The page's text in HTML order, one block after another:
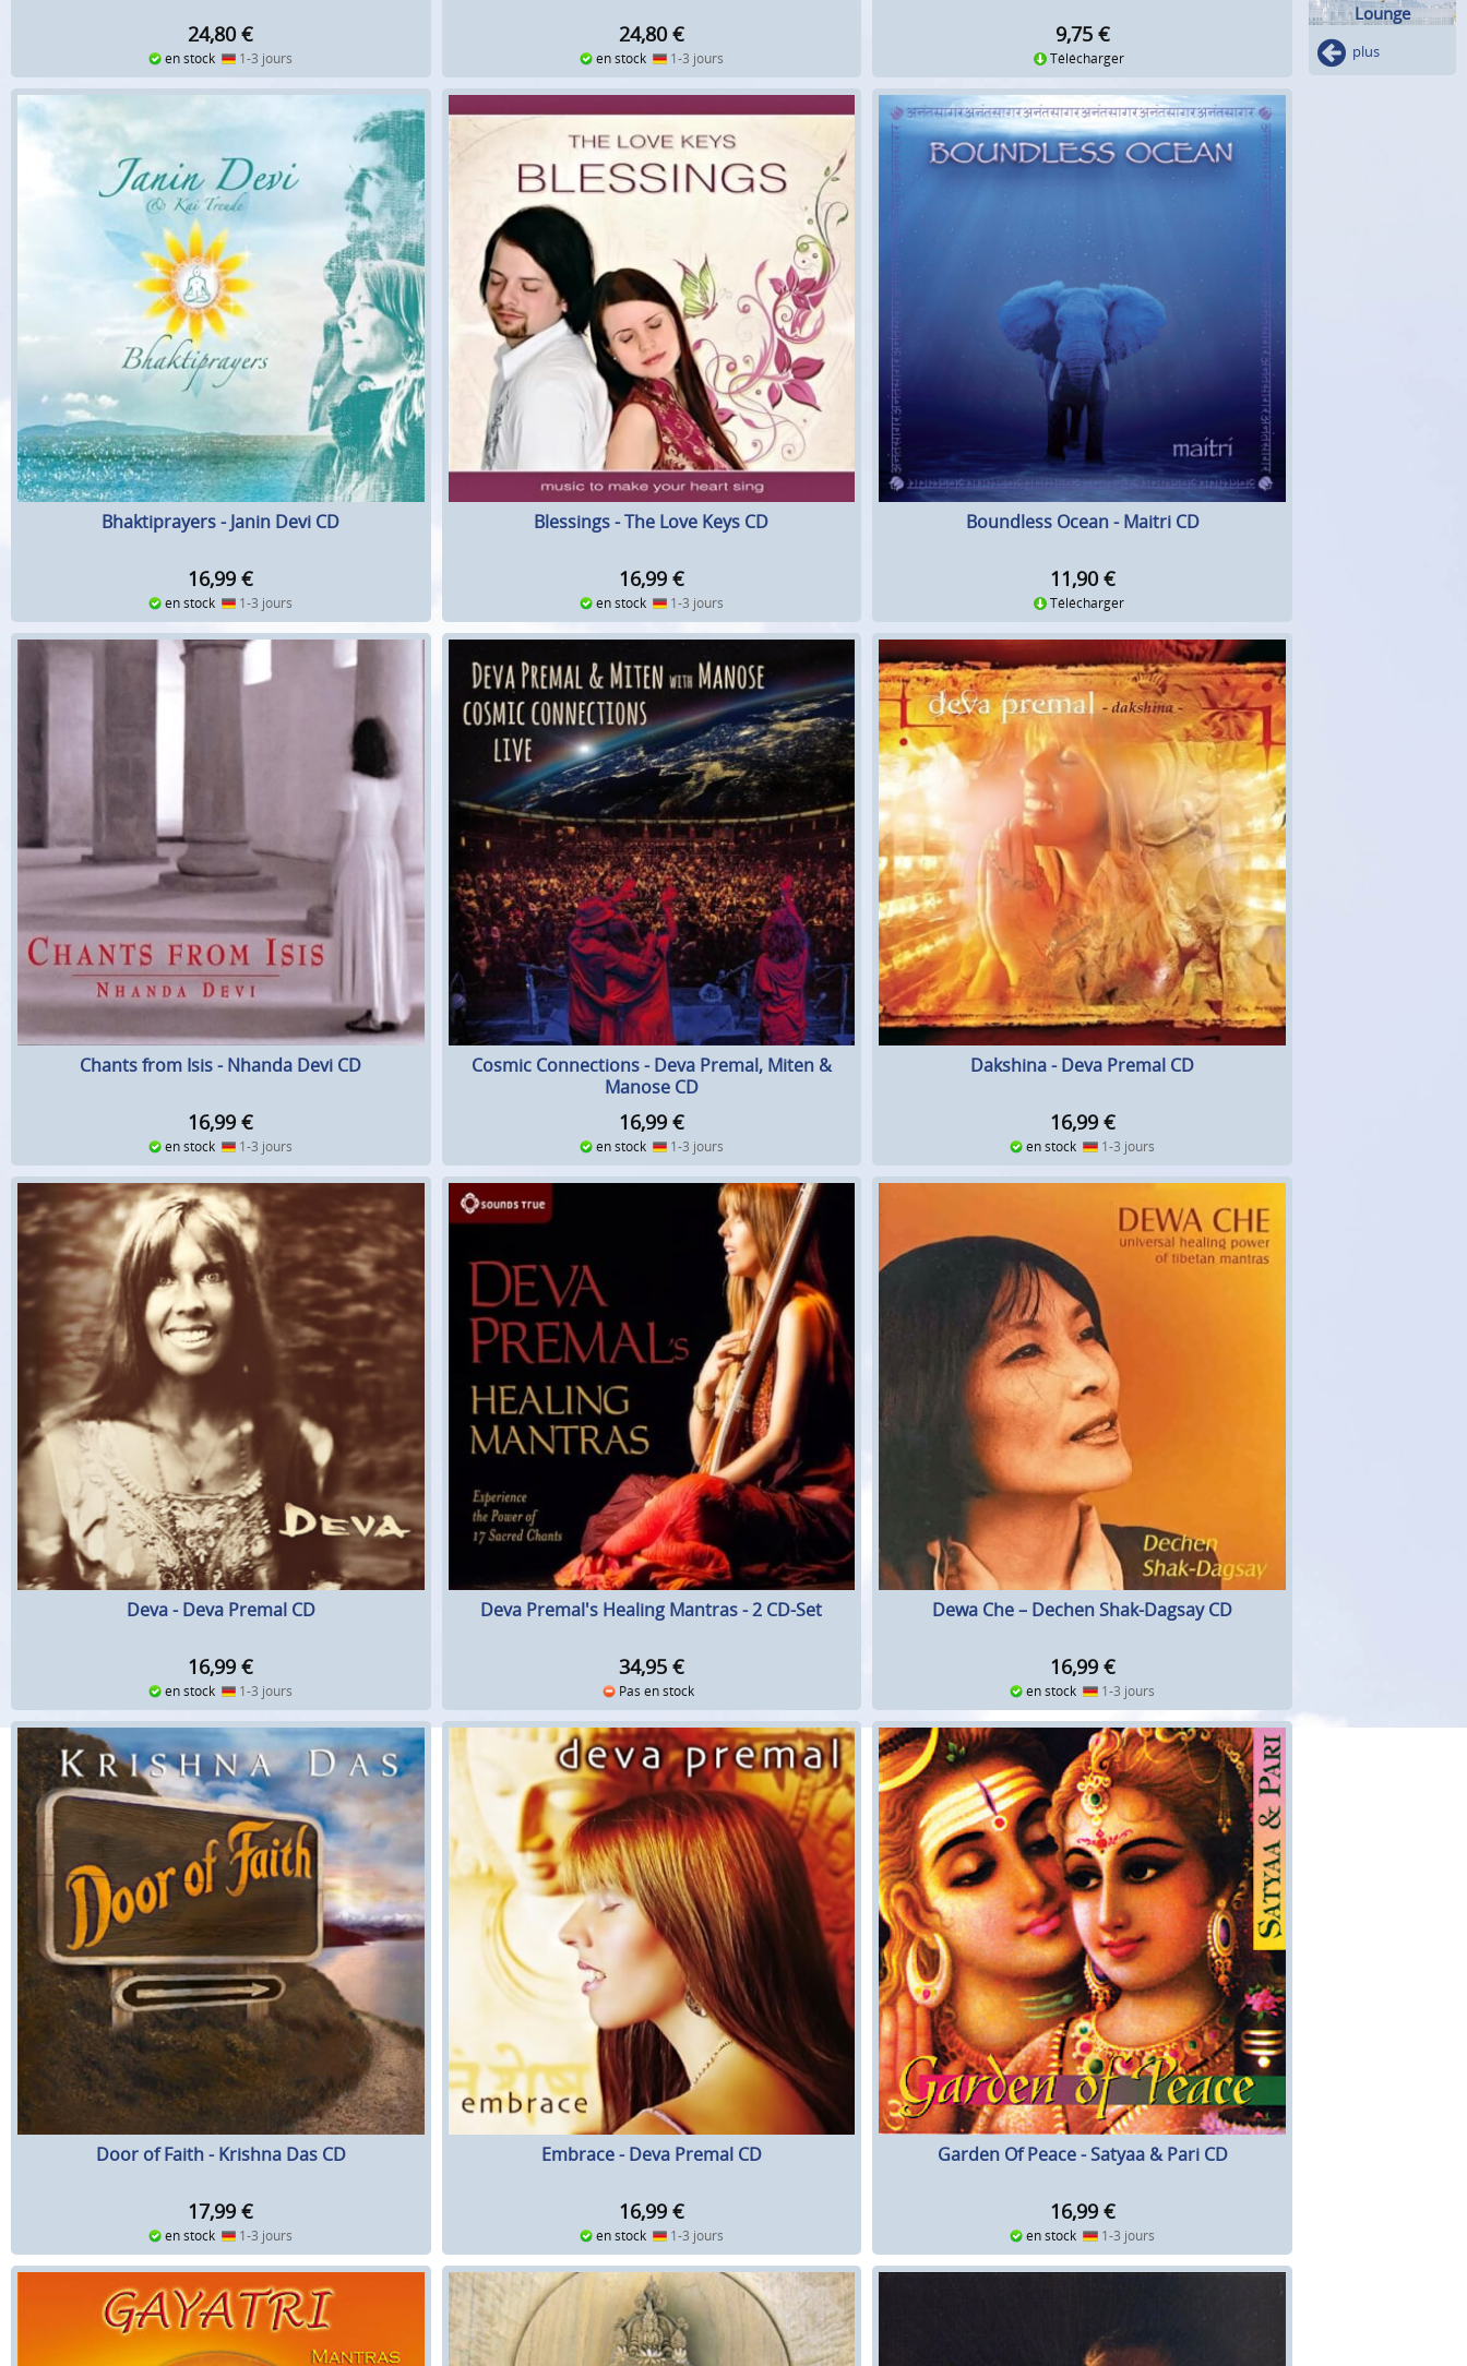
24,80 €
en stock 1-3 jours
24,80 €
en stock 1-3 jours
9,75 €
Télécharger
Bhaktiprayers - Janin Devi CD
16,99 €
en stock 1-3 jours
Blessings - The Love Keys CD
16,99 €
en stock 1-3 jours
Boundless Ocean - Maitri CD
11,90 €
Télécharger
Chants from Isis - Nhanda Devi CD
16,99 €
en stock 1-3 jours
Cosmic Connections - Deva Premal, Miten &
Manose CD
16,99 €
en stock 1-3 jours
Dakshina - Deva Premal CD
16,99 €
en stock 1-3 jours
Deva - Deva Premal CD
16,99 €
en stock 1-3 jours
Deva Premal's Healing Mantras - 2 CD-Set
34,95 €
Pas en stock
Dewa Che – Dechen Shak-Dagsay CD
16,99 €
en stock 1-3 jours
Door of Faith - Krishna Das CD
17,99 €
en stock 1-3 jours
Embrace - Deva Premal CD
16,99 €
en stock 1-3 jours
Garden Of Peace - Satyaa & Pari CD
16,99 €
en stock 1-3 jours
Lounge
plus